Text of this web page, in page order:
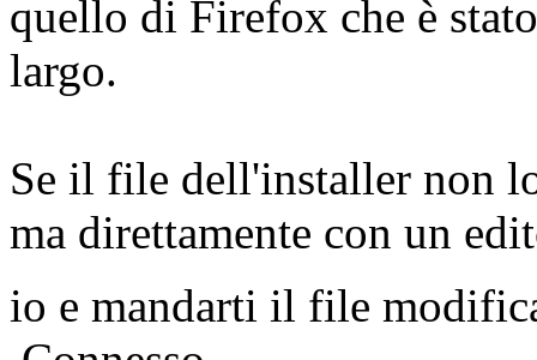
quello di Firefox che è
largo.
Se il file dell'installer non
ma direttamente con un
io e mandarti il file